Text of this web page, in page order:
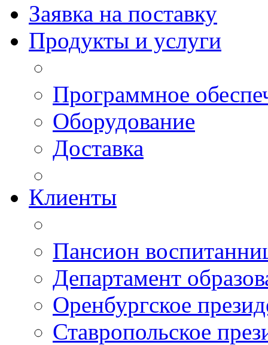
Заявка на поставку
Продукты и услуги
Программное
Оборудование
Доставка
Клиенты
Пансион
Департамент
Оренбургское
Ставропольское